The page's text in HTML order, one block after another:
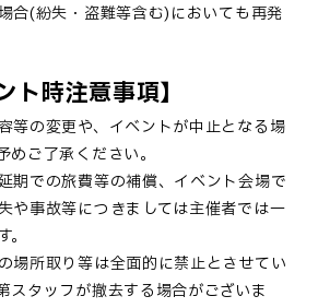
合(紛失・盗難等含む)においても再発
ト時注意事項】
等の変更や、イベントが中止となる場
ご了承ください。
期での旅費等の補償、イベント会場で
や事故等につきましては主催者では一
場所取り等は全面的に禁止とさせてい
スタッフが撤去する場合がございま